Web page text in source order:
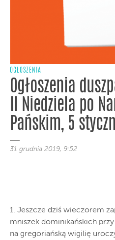
OGŁOSZENIA
Ogłoszenia
II Niedziela po
Pańskim, 5
31 grudnia 2019, 9:52
1. Jeszcze dziś wieczorem
mniszek dominikańskich przy
na gregoriańską wigilię